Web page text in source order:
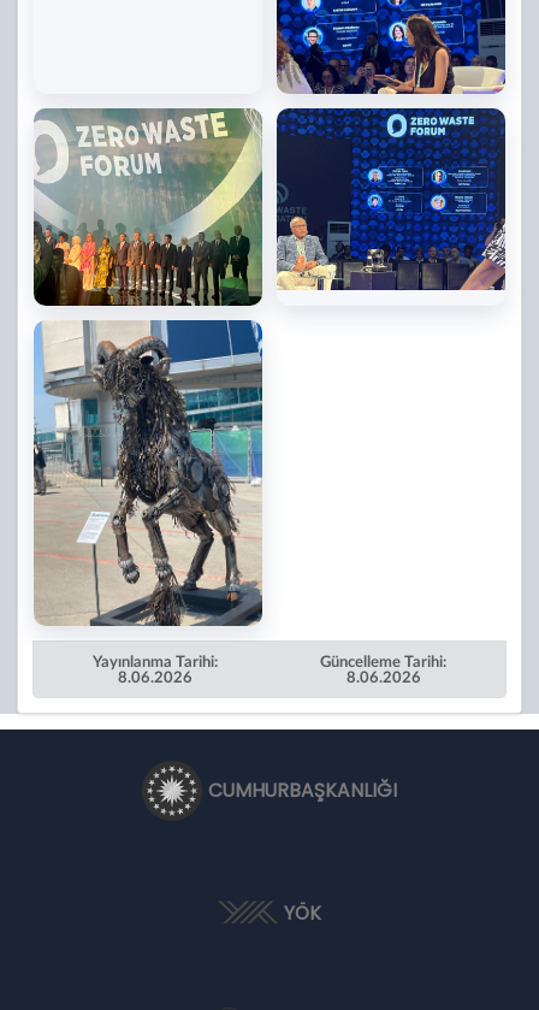
Yayınlanma Tarihi:
8.06.2026
Güncelleme Tarihi:
8.06.2026
CUMHURBAŞKANLIĞI
YÖK